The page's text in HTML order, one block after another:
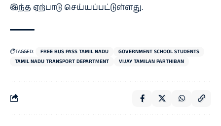
இந்த ஏற்பாடு செய்யப்பட்டுள்ளது.
TAGGED: FREE BUS PASS TAMIL NADU
GOVERNMENT SCHOOL STUDENTS
TAMIL NADU TRANSPORT DEPARTMENT
VIJAY TAMILAN PARTHIBAN